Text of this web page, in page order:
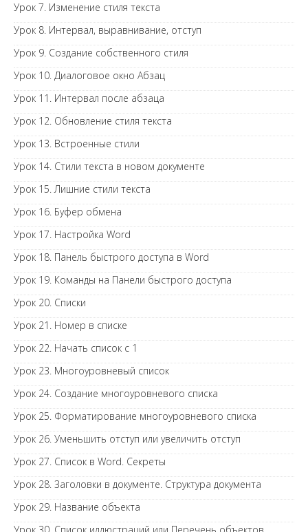
Урок 7. Изменение стиля текста
Урок 8. Интервал, выравнивание, отступ
Урок 9. Создание собственного стиля
Урок 10. Диалоговое окно Абзац
Урок 11. Интервал после абзаца
Урок 12. Обновление стиля текста
Урок 13. Встроенные стили
Урок 14. Стили текста в новом документе
Урок 15. Лишние стили текста
Урок 16. Буфер обмена
Урок 17. Настройка Word
Урок 18. Панель быстрого доступа в Word
Урок 19. Команды на Панели быстрого доступа
Урок 20. Списки
Урок 21. Номер в списке
Урок 22. Начать список с 1
Урок 23. Многоуровневый список
Урок 24. Создание многоуровневого списка
Урок 25. Форматирование многоуровневого списка
Урок 26. Уменьшить отступ или увеличить отступ
Урок 27. Список в Word. Секреты
Урок 28. Заголовки в документе. Структура документа
Урок 29. Название объекта